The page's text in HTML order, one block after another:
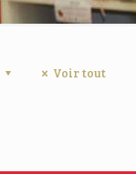
Voir tout